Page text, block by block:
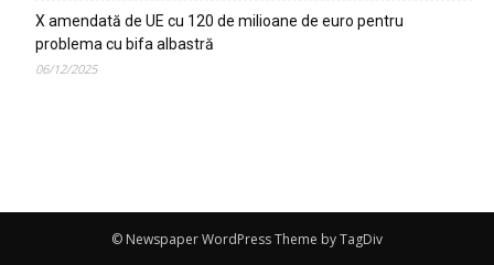
X amendată de UE cu 120 de milioane de euro pentru
problema cu bifa albastră
06/12/2025
© Newspaper WordPress Theme by TagDiv